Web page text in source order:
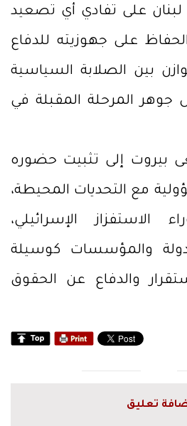
على تفادي أي تصعيد
على جهوزيته للدفاع
بين الصلابة السياسية
جوهر المرحلة المقبلة في
بيروت إلى تثبيت حضوره
مع التحديات المحيطة،
الاستفزاز الإسرائيلي،
والمؤسسات كوسيلة
والدفاع عن الحقوق
تعليق